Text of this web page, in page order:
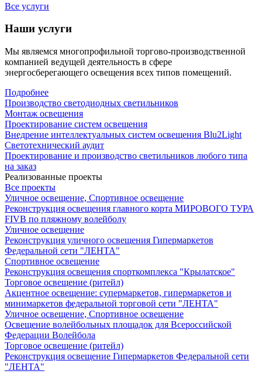
Все услуги
Наши услуги
Мы являемся многопрофильной торгово-производственной
компанией ведущей деятельность в сфере
энергосберегающего освещения всех типов помещений.
Подробнее
Производство светодиодных светильников
Монтаж освещения
Проектирование систем освещения
Внедрение интеллектуальных систем освещения Blu2Light
Светотехнический аудит
Проектирование и производство светильников любого типа
на заказ
Реализованные проекты
Все проекты
Уличное освещение, Спортивное освещение
Реконструкция освещения главного корта МИРОВОГО ТУРА
FIVB по пляжному волейболу
Уличное освещение
Реконструкция уличного освещения Гипермаркетов
Федеральной сети "ЛЕНТА"
Спортивное освещение
Реконструкция освещения спорткомплекса "Крылатское"
Торговое освещение (ритейл)
Акцентное освещение: супермаркетов, гипермаркетов и
минимаркетов федеральной торговой сети "ЛЕНТА"
Уличное освещение, Спортивное освещение
Освещение волейбольных площадок для Всероссийской
Федерации Волейбола
Торговое освещение (ритейл)
Реконструкция освещение Гипермаркетов Федеральной сети
"ЛЕНТА"